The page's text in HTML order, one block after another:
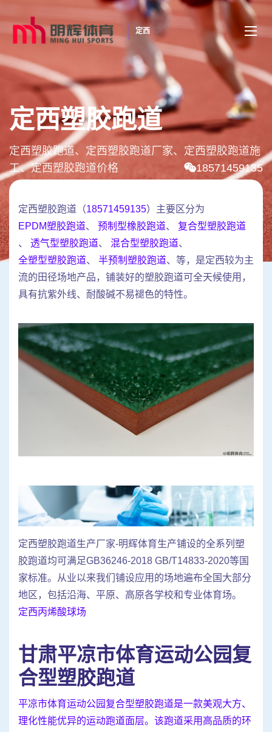
定西
定西塑胶跑道
定西塑胶跑道、定西塑胶跑道厂家、定西塑胶跑道施
工、定西塑胶跑道价格
18571459135
定西塑胶跑道（18571459135）主要区分为
EPDM塑胶跑道、 预制型橡胶跑道、 复合型塑胶跑道
、 透气型塑胶跑道、 混合型塑胶跑道、
全塑型塑胶跑道、 半预制塑胶跑道、等，是定西较为主
流的田径场地产品，铺装好的塑胶跑道可全天候使用，
具有抗紫外线、耐酸碱不易褪色的特性。
定西塑胶跑道生产厂家-明辉体育生产铺设的全系列塑
胶跑道均可满足GB36246-2018 GB/T14833-2020等国
家标准。从业以来我们铺设应用的场地遍布全国大部分
地区，包括沿海、平原、高原各学校和专业体育场。
定西丙烯酸球场
甘肃平凉市体育运动公园复
合型塑胶跑道
平凉市体育运动公园复合型塑胶跑道是一款美观大方、
理化性能优异的运动跑道面层。该跑道采用高品质的环